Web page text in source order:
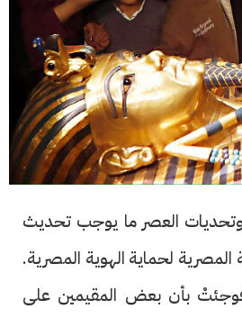
العصر ما يوجب تحديث
المصرية لحماية الهوية المصرية.
بأن بعض المقيمين على